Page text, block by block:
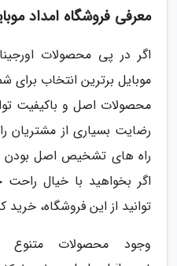
معرفی فروشگاه امداد
اگر در پی محصولات
موبایل برترین انتخاب
محصولات اصل و باکیفیت
رضایت بسیاری از مشتریان
راه های تشخیص اصل
اگر بخواهید با خیال
توانید از این فروشگاه، خرید
وجود محصولات متنوع